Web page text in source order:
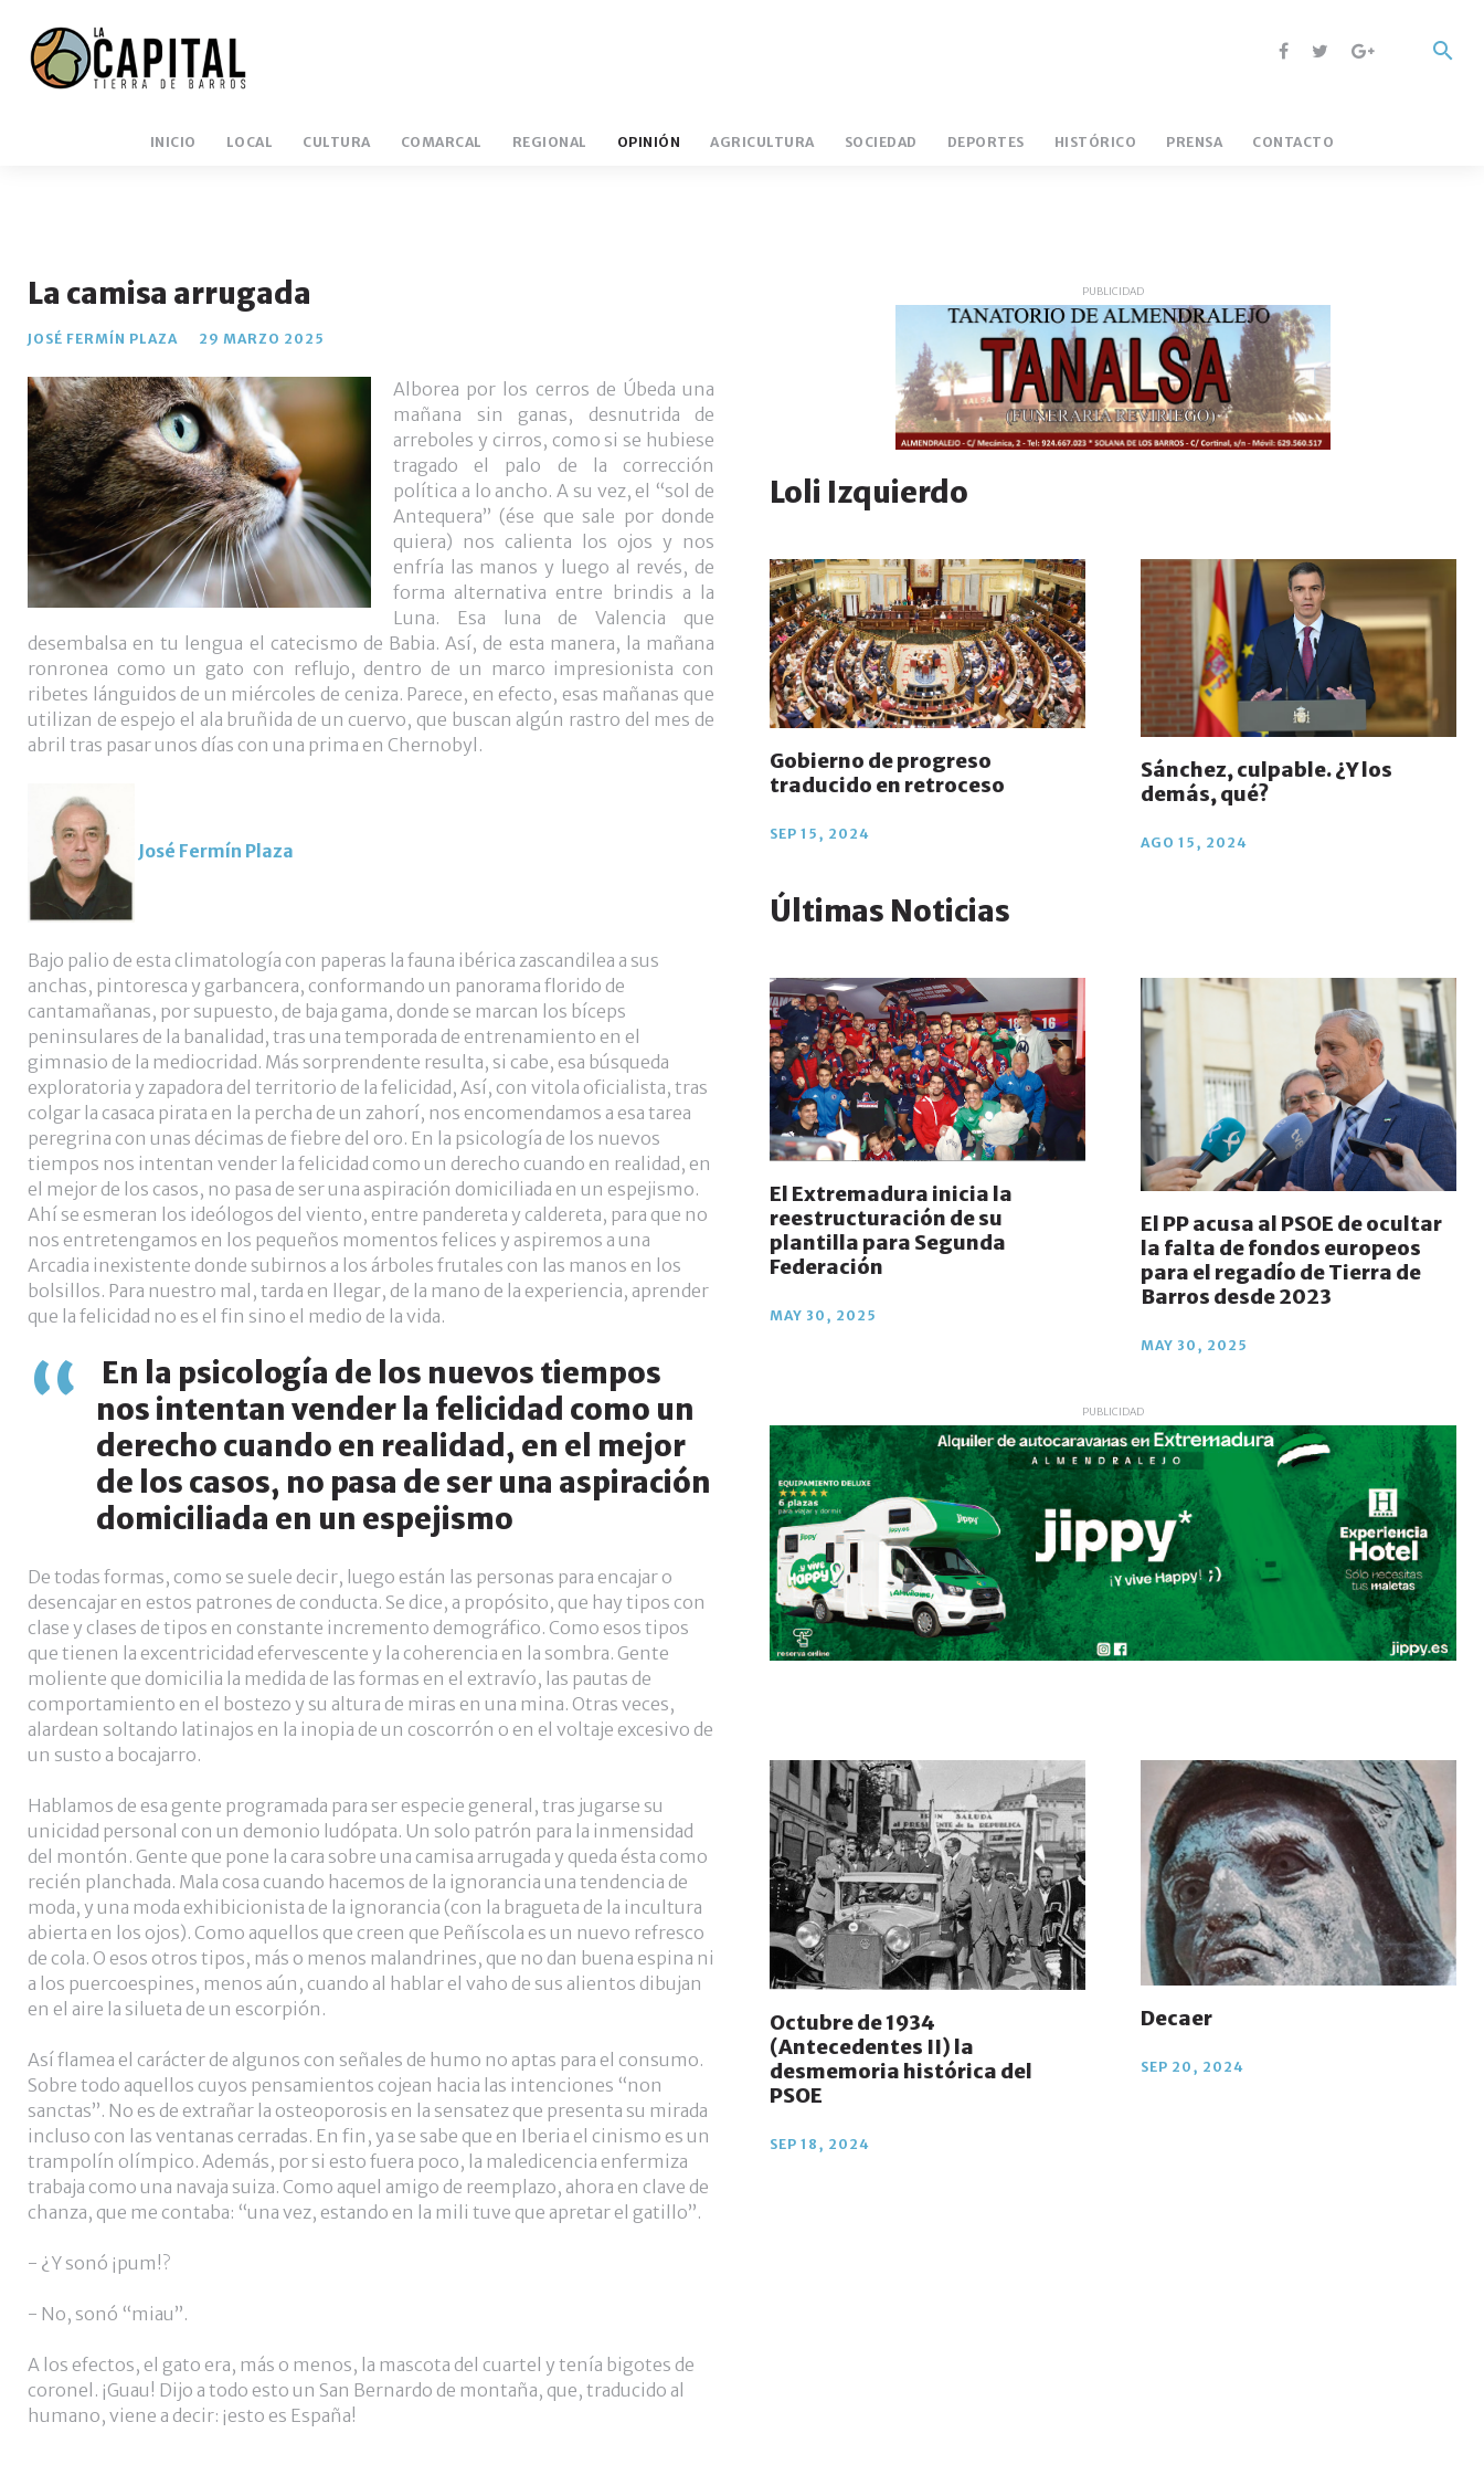
INICIO LOCAL CULTURA COMARCAL REGIONAL OPINIÓN AGRICULTURA SOCIEDAD DEPORTES HISTÓRICO PRENSA CONTACTO
La camisa arrugada
JOSÉ FERMÍN PLAZA 29 MARZO 2025
Alborea por los cerros de Úbeda una
mañana sin ganas, desnutrida de
arreboles y cirros, como si se hubiese
tragado el palo de la corrección
política a lo ancho. A su vez, el “sol de
Antequera” (ése que sale por donde
quiera) nos calienta los ojos y nos
enfría las manos y luego al revés, de
forma alternativa entre brindis a la
Luna. Esa luna de Valencia que
desembalsa en tu lengua el catecismo de Babia. Así, de esta manera, la mañana
ronronea como un gato con reflujo, dentro de un marco impresionista con
ribetes lánguidos de un miércoles de ceniza. Parece, en efecto, esas mañanas que
utilizan de espejo el ala bruñida de un cuervo, que buscan algún rastro del mes de
abril tras pasar unos días con una prima en Chernobyl.
José Fermín Plaza
Bajo palio de esta climatología con paperas la fauna ibérica zascandilea a sus
anchas, pintoresca y garbancera, conformando un panorama florido de
cantamañanas, por supuesto, de baja gama, donde se marcan los bíceps
peninsulares de la banalidad, tras una temporada de entrenamiento en el
gimnasio de la mediocridad. Más sorprendente resulta, si cabe, esa búsqueda
exploratoria y zapadora del territorio de la felicidad, Así, con vitola oficialista, tras
colgar la casaca pirata en la percha de un zahorí, nos encomendamos a esa tarea
peregrina con unas décimas de fiebre del oro. En la psicología de los nuevos
tiempos nos intentan vender la felicidad como un derecho cuando en realidad, en
el mejor de los casos, no pasa de ser una aspiración domiciliada en un espejismo.
Ahí se esmeran los ideólogos del viento, entre pandereta y caldereta, para que no
nos entretengamos en los pequeños momentos felices y aspiremos a una
Arcadia inexistente donde subirnos a los árboles frutales con las manos en los
bolsillos. Para nuestro mal, tarda en llegar, de la mano de la experiencia, aprender
que la felicidad no es el fin sino el medio de la vida.
En la psicología de los nuevos tiempos
nos intentan vender la felicidad como un
derecho cuando en realidad, en el mejor
de los casos, no pasa de ser una aspiración
domiciliada en un espejismo
De todas formas, como se suele decir, luego están las personas para encajar o
desencajar en estos patrones de conducta. Se dice, a propósito, que hay tipos con
clase y clases de tipos en constante incremento demográfico. Como esos tipos
que tienen la excentricidad efervescente y la coherencia en la sombra. Gente
moliente que domicilia la medida de las formas en el extravío, las pautas de
comportamiento en el bostezo y su altura de miras en una mina. Otras veces,
alardean soltando latinajos en la inopia de un coscorrón o en el voltaje excesivo de
un susto a bocajarro.
Hablamos de esa gente programada para ser especie general, tras jugarse su
unicidad personal con un demonio ludópata. Un solo patrón para la inmensidad
del montón. Gente que pone la cara sobre una camisa arrugada y queda ésta como
recién planchada. Mala cosa cuando hacemos de la ignorancia una tendencia de
moda, y una moda exhibicionista de la ignorancia (con la bragueta de la incultura
abierta en los ojos). Como aquellos que creen que Peñíscola es un nuevo refresco
de cola. O esos otros tipos, más o menos malandrines, que no dan buena espina ni
a los puercoespines, menos aún, cuando al hablar el vaho de sus alientos dibujan
en el aire la silueta de un escorpión.
Así flamea el carácter de algunos con señales de humo no aptas para el consumo.
Sobre todo aquellos cuyos pensamientos cojean hacia las intenciones “non
sanctas”. No es de extrañar la osteoporosis en la sensatez que presenta su mirada
incluso con las ventanas cerradas. En fin, ya se sabe que en Iberia el cinismo es un
trampolín olímpico. Además, por si esto fuera poco, la maledicencia enfermiza
trabaja como una navaja suiza. Como aquel amigo de reemplazo, ahora en clave de
chanza, que me contaba: “una vez, estando en la mili tuve que apretar el gatillo”.
- ¿Y sonó ¡pum!?
- No, sonó “miau”.
A los efectos, el gato era, más o menos, la mascota del cuartel y tenía bigotes de
coronel. ¡Guau! Dijo a todo esto un San Bernardo de montaña, que, traducido al
humano, viene a decir: ¡esto es España!
PUBLICIDAD
Loli Izquierdo
Gobierno de progreso
traducido en retroceso
SEP 15, 2024
Sánchez, culpable. ¿Y los
demás, qué?
AGO 15, 2024
Últimas Noticias
El Extremadura inicia la
reestructuración de su
plantilla para Segunda
Federación
MAY 30, 2025
El PP acusa al PSOE de ocultar
la falta de fondos europeos
para el regadío de Tierra de
Barros desde 2023
MAY 30, 2025
PUBLICIDAD
Octubre de 1934
(Antecedentes II) la
desmemoria histórica del
PSOE
SEP 18, 2024
Decaer
SEP 20, 2024